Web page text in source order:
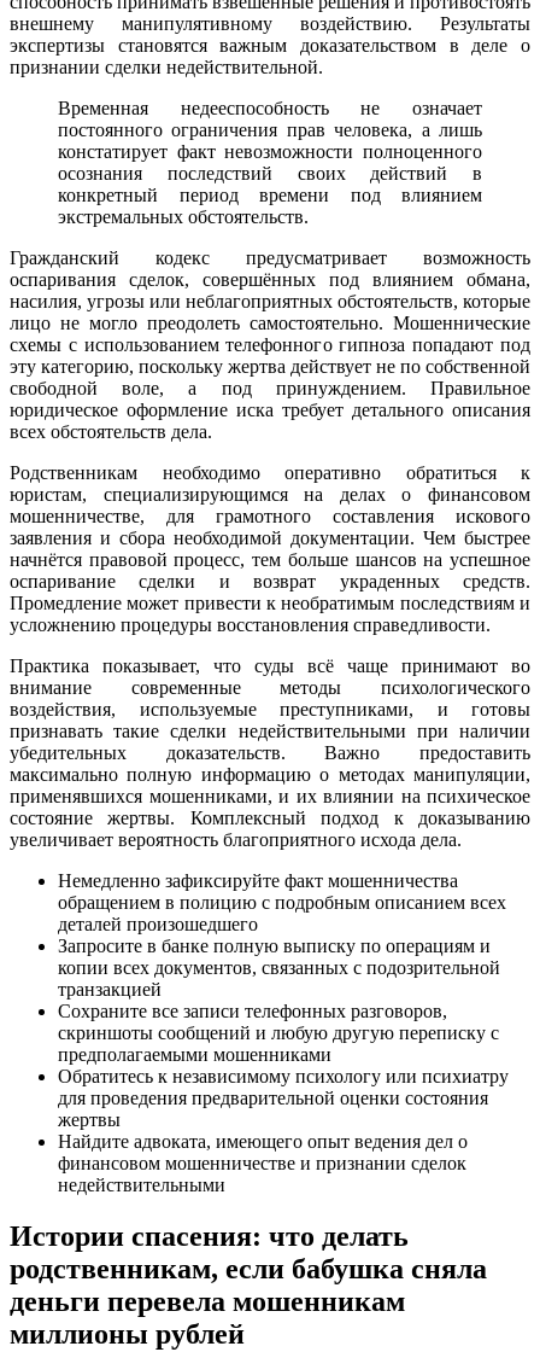
внешнему манипулятивному воздействию. Результаты
экспертизы становятся важным доказательством в деле о
признании сделки недействительной.
Временная недееспособность не означает
постоянного ограничения прав человека, а лишь
констатирует факт невозможности полноценного
осознания последствий своих действий в
конкретный период времени под влиянием
экстремальных обстоятельств.
Гражданский кодекс предусматривает возможность
оспаривания сделок, совершённых под влиянием обмана,
насилия, угрозы или неблагоприятных обстоятельств, которые
лицо не могло преодолеть самостоятельно. Мошеннические
схемы с использованием телефонного гипноза попадают под
эту категорию, поскольку жертва действует не по собственной
свободной воле, а под принуждением. Правильное
юридическое оформление иска требует детального описания
всех обстоятельств дела.
Родственникам необходимо оперативно обратиться к
юристам, специализирующимся на делах о финансовом
мошенничестве, для грамотного составления искового
заявления и сбора необходимой документации. Чем быстрее
начнётся правовой процесс, тем больше шансов на успешное
оспаривание сделки и возврат украденных средств.
Промедление может привести к необратимым последствиям и
усложнению процедуры восстановления справедливости.
Практика показывает, что суды всё чаще принимают во
внимание современные методы психологического
воздействия, используемые преступниками, и готовы
признавать такие сделки недействительными при наличии
убедительных доказательств. Важно предоставить
максимально полную информацию о методах манипуляции,
применявшихся мошенниками, и их влиянии на психическое
состояние жертвы. Комплексный подход к доказыванию
увеличивает вероятность благоприятного исхода дела.
Немедленно зафиксируйте факт мошенничества
обращением в полицию с подробным описанием всех
деталей произошедшего
Запросите в банке полную выписку по операциям и
копии всех документов, связанных с подозрительной
транзакцией
Сохраните все записи телефонных разговоров,
скриншоты сообщений и любую другую переписку с
предполагаемыми мошенниками
Обратитесь к независимому психологу или психиатру
для проведения предварительной оценки состояния
жертвы
Найдите адвоката, имеющего опыт ведения дел о
финансовом мошенничестве и признании сделок
недействительными
Истории спасения: что делать
родственникам, если бабушка сняла
деньги перевела мошенникам
миллионы рублей